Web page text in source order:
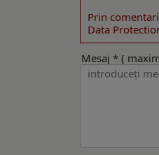
Prin
Data
Mesaj * (